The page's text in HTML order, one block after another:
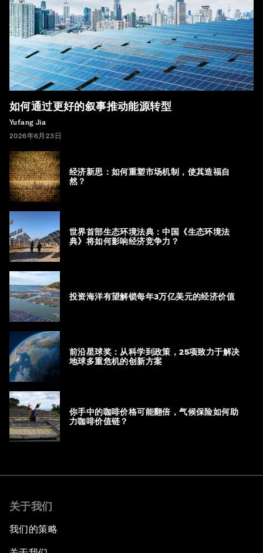
如何通过更好的叙事推动能源转型
Yufang Jia
2026年6月23日
经济新思：如何重塑市场机制，使其造福自
然？
世界首部生态环境法典：中国《生态环境法
典》将如何影响经济竞争力？
投资海洋有望解锁每年3万亿美元的经济价值
前沿星球奖：从科学到政策，25项致力于解决
地球多重危机的创新方案
你手中的咖啡价格可能翻倍，气候保险如何助
力咖啡价值链？
关于我们
我们的策略